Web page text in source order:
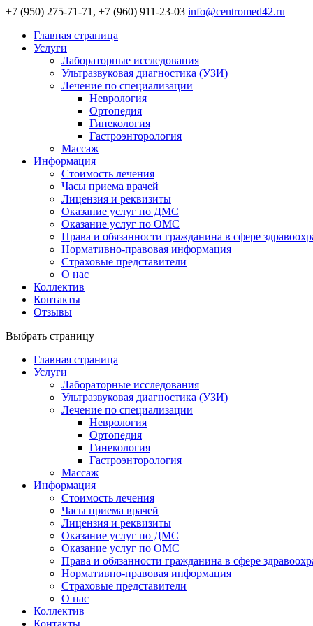
+7 (950) 275-71-71, +7 (960) 911-23-03 info@centromed42.ru
Главная страница
Услуги
Лабораторные исследования
Ультразвуковая диагностика (УЗИ)
Лечение по специализации
Неврология
Ортопедия
Гинекология
Гастроэнторология
Массаж
Информация
Стоимость лечения
Часы приема врачей
Лицензия и реквизиты
Оказание услуг по ДМС
Оказание услуг по ОМС
Права и обязанности гражданина в сфере
Нормативно-правовая информация
Страховые представители
О нас
Коллектив
Контакты
Отзывы
Выбрать страницу
Главная страница
Услуги
Лабораторные исследования
Ультразвуковая диагностика (УЗИ)
Лечение по специализации
Неврология
Ортопедия
Гинекология
Гастроэнторология
Массаж
Информация
Стоимость лечения
Часы приема врачей
Лицензия и реквизиты
Оказание услуг по ДМС
Оказание услуг по ОМС
Права и обязанности гражданина в сфере
Нормативно-правовая информация
Страховые представители
О нас
Коллектив
Контакты